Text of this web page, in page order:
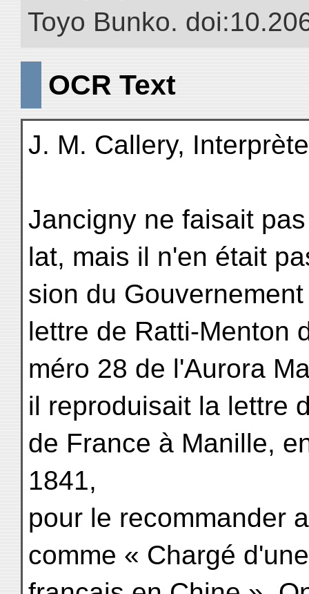
Toyo Bunko.
OCR Text
J. M. Callery,
Jancigny ne faisait
lat, mais il n'en était
sion du
lettre de Ratti-Menton
méro 28 de l'Aurora
il reproduisait la lettre
de France à Manille,
1841,
pour le recommander
comme « Chargé